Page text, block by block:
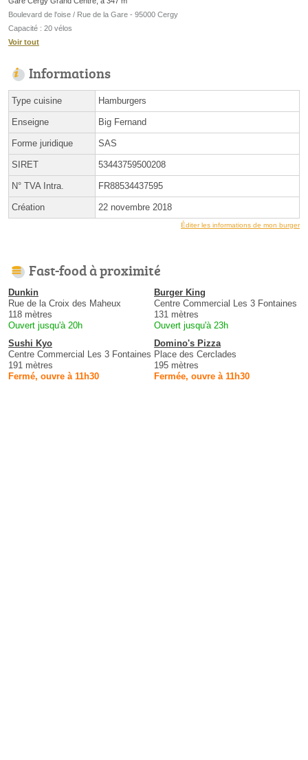
Boulevard de l'oise / Rue de la Gare - 95000 Cergy
Capacité : 20 vélos
Voir tout
Informations
Type cuisine Hamburgers
Enseigne Big Fernand
Forme juridique SAS
SIRET 53443759500208
N° TVA Intra. FR88534437595
Création 22 novembre 2018
Éditer les informations de mon burger
Fast-food à proximité
Dunkin
Rue de la Croix des Maheux
118 mètres
Ouvert jusqu'à 20h
Burger King
Centre Commercial Les 3 Fontaines
131 mètres
Ouvert jusqu'à 23h
Sushi Kyo
Centre Commercial Les 3 Fontaines
191 mètres
Fermé, ouvre à 11h30
Domino's Pizza
Place des Cerclades
195 mètres
Fermée, ouvre à 11h30